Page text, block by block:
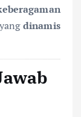
dinamis